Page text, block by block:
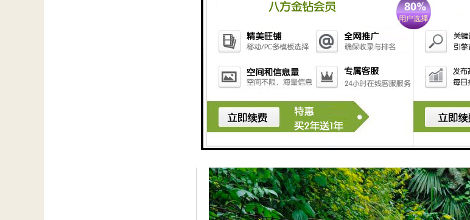
HRMD型两级磁分离净化设备，在全面总结国内外盘式单级磁分离机优缺点的
心技术已获得多项国家发明授权。